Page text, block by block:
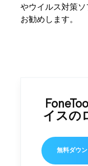
やウイルス対策
お勧めします。
イスの
無料ダウ